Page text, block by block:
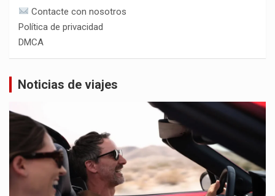
Contacte con nosotros
Política de privacidad
DMCA
Noticias de viajes